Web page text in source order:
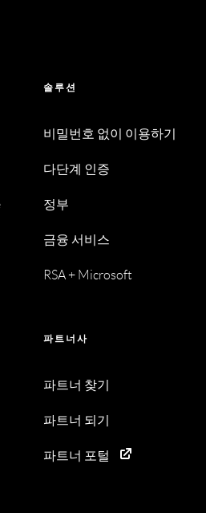
솔루션
비밀번호 없이 이용하기
다단계 인증
정부
금융 서비스
RSA + Microsoft
파트너사
파트너 찾기
파트너 되기
파트너 포털